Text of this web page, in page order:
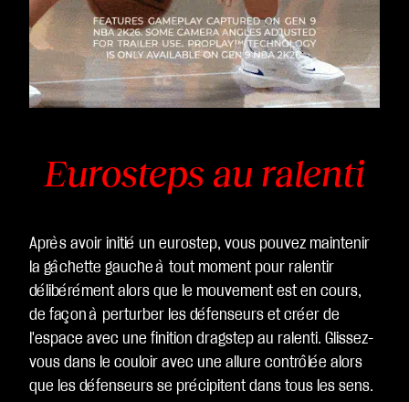
Eurosteps au ralenti
Après avoir initié un eurostep, vous pouvez maintenir
la gâchette gauche à tout moment pour ralentir
délibérément alors que le mouvement est en cours,
de façon à perturber les défenseurs et créer de
l'espace avec une finition dragstep au ralenti. Glissez-
vous dans le couloir avec une allure contrôlée alors
que les défenseurs se précipitent dans tous les sens.